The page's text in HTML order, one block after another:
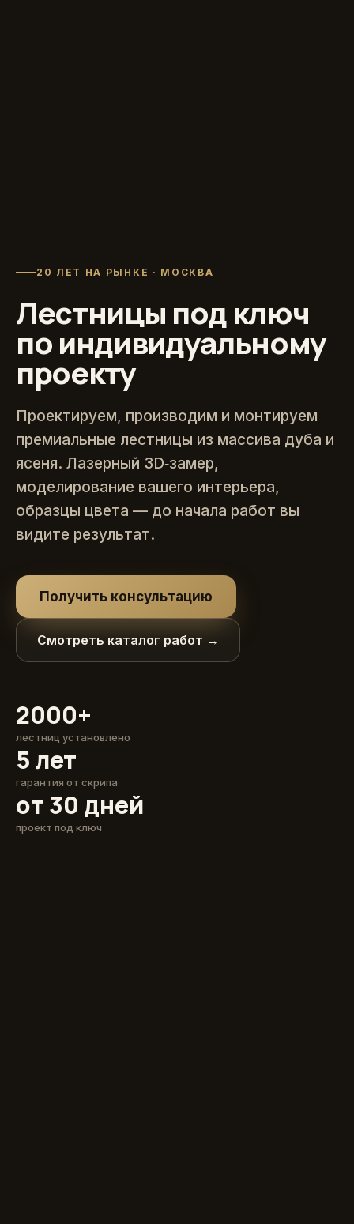
20 ЛЕТ НА РЫНКЕ · МОСКВА
Лестницы под ключ
по индивидуальному
проекту
Проектируем, производим и монтируем
премиальные лестницы из массива дуба и
ясеня. Лазерный 3D‑замер,
моделирование вашего интерьера,
образцы цвета — до начала работ вы
видите результат.
Получить консультацию
Смотреть каталог работ →
2000+
лестниц установлено
5 лет
гарантия от скрипа
от 30 дней
проект под ключ